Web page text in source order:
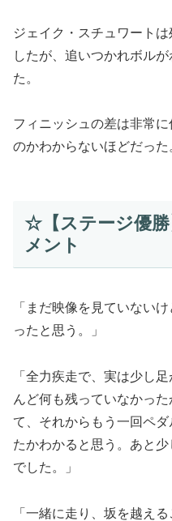
ジェイク・スチュワート
したが、追いつかれボル
た。
フィニッシュの差は非常
のかわからないほどだった
☆【ステージ優勝
メント
「まだ映像を見ていない
ったと思う。」
「全力疾走で、実は少し
んど何も残っていなかっ
て、それからもう一回ペ
たかわかると思う。あと
でした。」
「一緒に走り、坂を越え